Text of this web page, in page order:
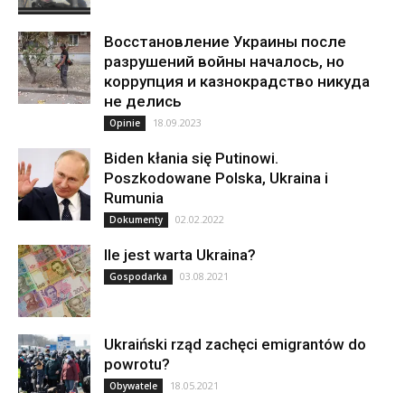
Восстановление Украины после
разрушений войны началось, но
коррупция и казнокрадство никуда
не делись
Opinie 18.09.2023
Biden kłania się Putinowi.
Poszkodowane Polska, Ukraina i
Rumunia
Dokumenty 02.02.2022
Ile jest warta Ukraina?
Gospodarka 03.08.2021
Ukraiński rząd zachęci emigrantów do
powrotu?
Obywatele 18.05.2021